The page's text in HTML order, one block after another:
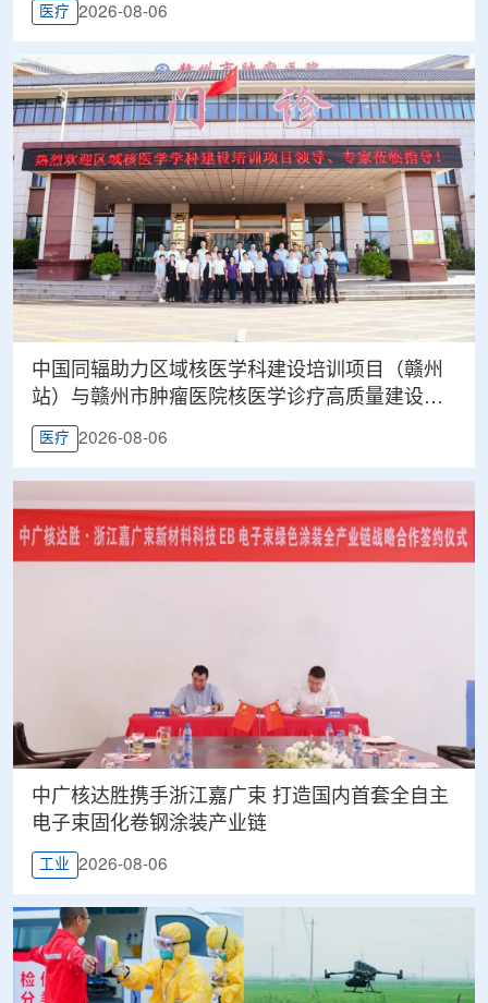
医疗 2026-08-06
中国同辐助力区域核医学科建设培训项目（赣州
站）与赣州市肿瘤医院核医学诊疗高质量建设项
目同步启动
医疗 2026-08-06
中广核达胜携手浙江嘉广束 打造国内首套全自主
电子束固化卷钢涂装产业链
工业 2026-08-06